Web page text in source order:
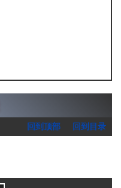
回到顶部 回到目录